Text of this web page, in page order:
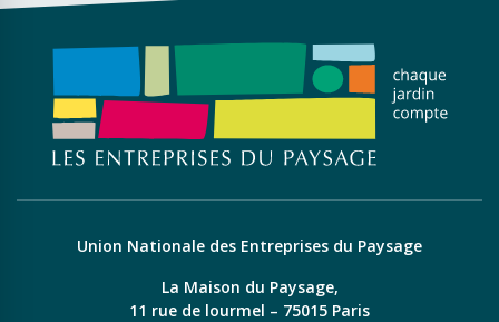
Union Nationale des Entreprises du Paysage
La Maison du Paysage,
11 rue de lourmel – 75015 Paris